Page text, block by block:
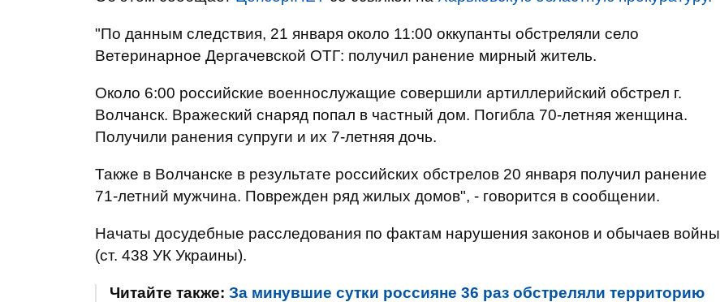
"По данным следствия, 21 января около 11:00 оккупанты обстреляли село
Ветеринарное Дергачевской ОТГ: получил ранение мирный житель.
Около 6:00 российские военнослужащие совершили артиллерийский обстрел г.
Волчанск. Вражеский снаряд попал в частный дом. Погибла 70-летняя женщина.
Получили ранения супруги и их 7-летняя дочь.
Также в Волчанске в результате российских обстрелов 20 января получил ранение
71-летний мужчина. Поврежден ряд жилых домов", - говорится в сообщении.
Начаты досудебные расследования по фактам нарушения законов и обычаев войны
(ст. 438 УК Украины).
Читайте также: За минувшие сутки россияне 36 раз обстреляли территорию